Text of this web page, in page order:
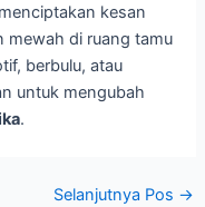
kesan
mewah di ruang tamu
berbulu, atau
untuk mengubah
.
Selanjutnya Pos →